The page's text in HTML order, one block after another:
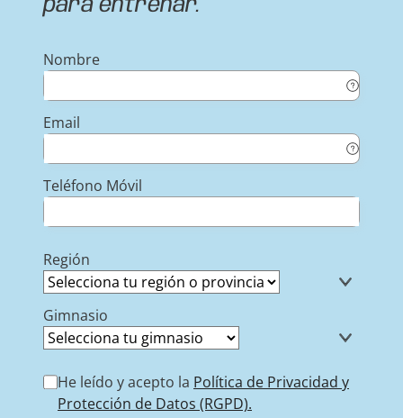
para entrenar.
Nombre
Email
Teléfono Móvil
Región
Gimnasio
He leído y acepto la Política de Privacidad y
Protección de Datos (RGPD).